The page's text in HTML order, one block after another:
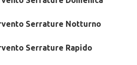
Serrature Notturno
Serrature Rapido